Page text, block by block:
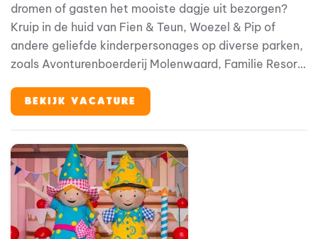
dromen of gasten het mooiste dagje uit bezorgen?
Kruip in de huid van Fien & Teun, Woezel & Pip of
andere geliefde kinderpersonages op diverse parken,
zoals Avonturenboerderij Molenwaard, Familie Resort
Tovertuin, maar ook op andere (internationale)
locaties. Zit je vol ambitie? En ben je op zoek naar
BEKIJK VACATURE